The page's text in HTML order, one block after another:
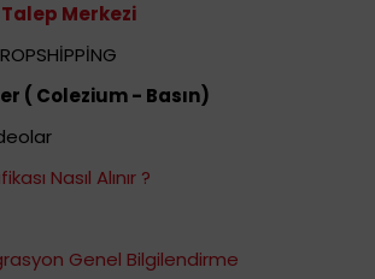
Merkezi
( Colezium - Basın)
Nasıl Alınır ?
Genel Bilgilendirme